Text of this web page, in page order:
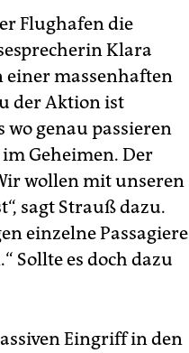
Flughafen die
Klara
einer massenhaften
der Aktion ist
genau passieren
Geheimen. Der
wollen mit unseren
sagt Strauß dazu.
einzelne Passagiere
Sollte es doch dazu
Eingriff in den